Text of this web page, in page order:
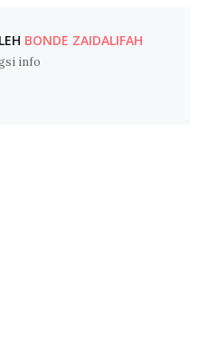
BONDE ZAIDALIFAH
info